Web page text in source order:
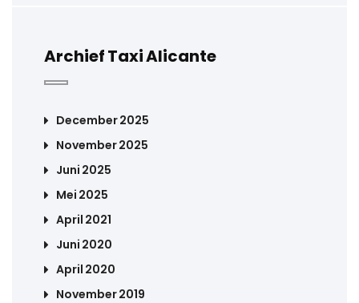
Archief Taxi Alicante
December 2025
November 2025
Juni 2025
Mei 2025
April 2021
Juni 2020
April 2020
November 2019